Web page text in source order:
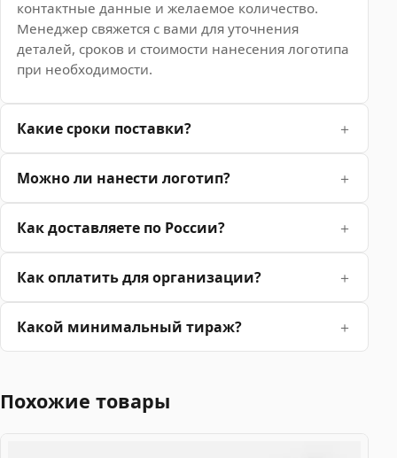
контактные данные и желаемое количество.
Менеджер свяжется с вами для уточнения
деталей, сроков и стоимости нанесения логотипа
при необходимости.
Какие сроки поставки?
Можно ли нанести логотип?
Как доставляете по России?
Как оплатить для организации?
Какой минимальный тираж?
Похожие товары